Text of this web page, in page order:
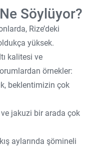
Söylüyor?
Rize’deki
yüksek.
kalitesi ve
örnekler:
beklentimizin çok
jakuzi bir arada çok
aylarında şömineli